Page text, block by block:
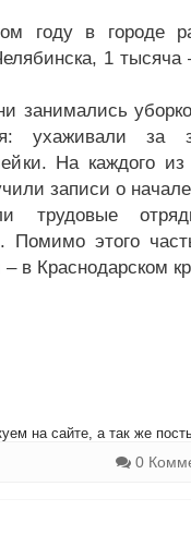
году в городе
1 тысяча
занимались
ухаживали за
На каждого
записи о начале
трудовые
этого
в Краснодарском
на сайте, а так же
0